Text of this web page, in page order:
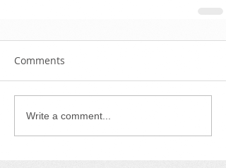
Comments
Write a comment...